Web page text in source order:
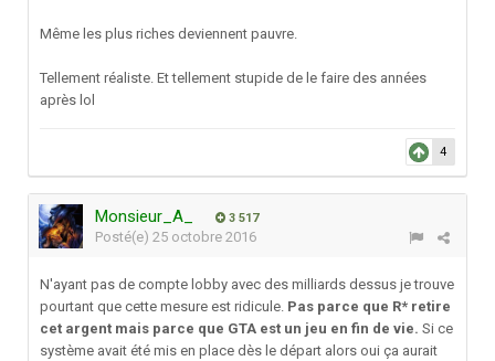
Même les plus riches deviennent pauvre.
Tellement réaliste. Et tellement stupide de le faire des années
après lol
4
Monsieur_A_ 3 517
Posté(e) 25 octobre 2016
N'ayant pas de compte lobby avec des milliards dessus je trouve
pourtant que cette mesure est ridicule. Pas parce que R* retire
cet argent mais parce que GTA est un jeu en fin de vie. Si ce
système avait été mis en place dès le départ alors oui ça aurait